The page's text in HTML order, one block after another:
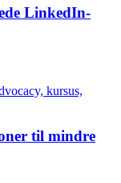
LinkedIn-
til mindre